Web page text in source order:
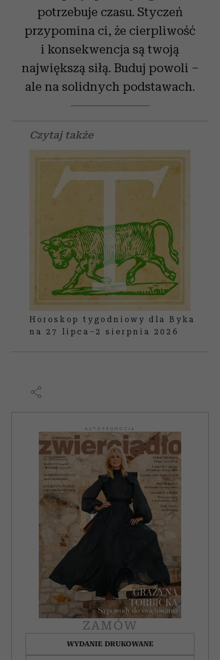
potrzebuje czasu. Styczeń
przypomina ci, że cierpliwość
i konsekwencja są twoją
największą siłą. Buduj powoli –
ale na solidnych podstawach.
Czytaj także
Horoskop tygodniowy dla Byka
na 27 lipca–2 sierpnia 2026
AUTOPROMOCJA
ZAMÓW
WYDANIE DRUKOWANE